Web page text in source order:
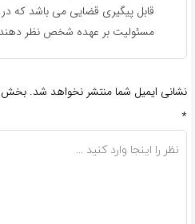
قابل پیگیری قضایی می باشد که
مسئولیت بر عهده شخص نظر
نشانی ایمیل شما منتشر نخواهد شد.
*